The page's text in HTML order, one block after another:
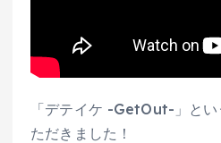
「デテイケ -GetOut-」と
ただきました！